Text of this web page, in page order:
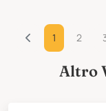
1 2
Altro